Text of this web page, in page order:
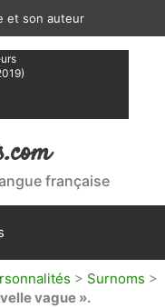
et son auteur
française
> Surnoms >
vague ».